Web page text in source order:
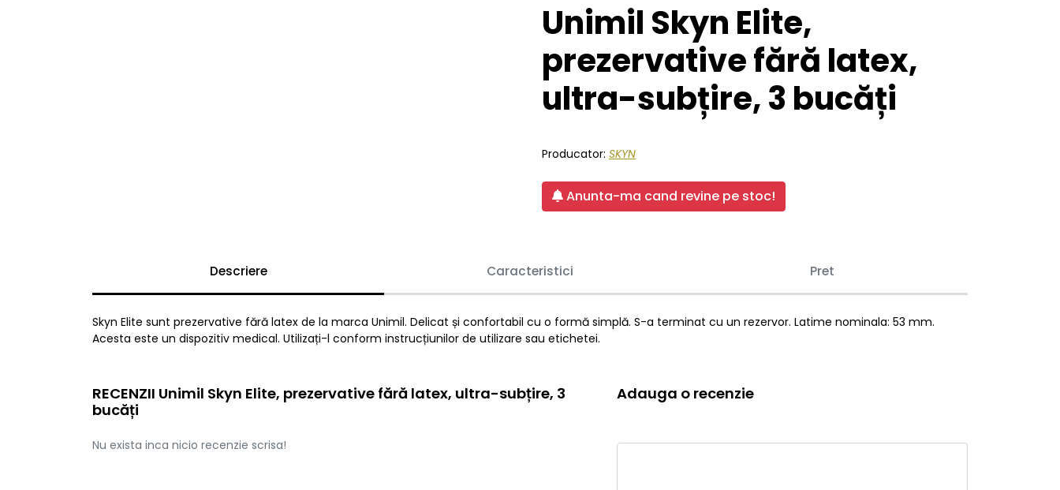
Unimil Skyn Elite,
prezervative fără latex,
ultra-subțire, 3 bucăți
Producator: SKYN
Anunta-ma cand revine pe stoc!
Descriere Caracteristici Pret
Skyn Elite sunt prezervative fără latex de la marca Unimil. Delicat și confortabil cu o formă simplă. S-a terminat cu un rezervor. Latime nominala: 53 mm.
Acesta este un dispozitiv medical. Utilizați-l conform instrucțiunilor de utilizare sau etichetei.
RECENZII Unimil Skyn Elite, prezervative fără latex, ultra-subțire, 3
bucăți
Nu exista inca nicio recenzie scrisa!
Adauga o recenzie